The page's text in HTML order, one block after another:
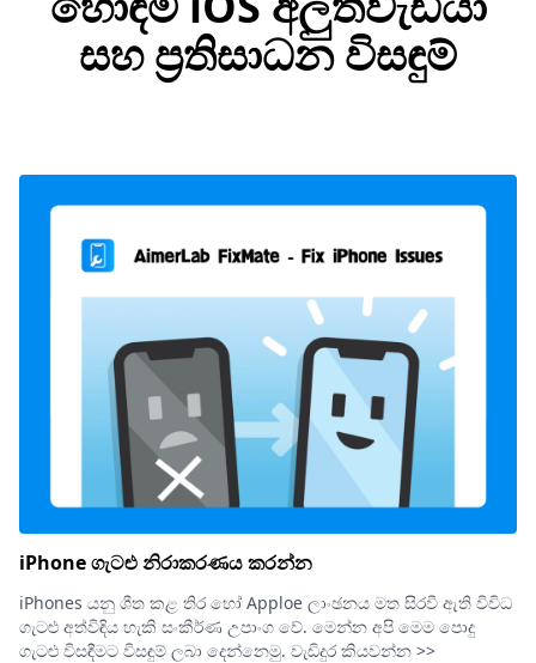
සහ ප්‍රතිසාධන විසඳුම්
iPhone ගැටළු නිරාකරණය කරන්න
iPhones යනු ශීත කළ තිර හෝ Apploe ලාංඡනය මත සිරවී ඇති විවිධ
ගැටළු අත්විඳිය හැකි සංකීර්ණ උපාංග වේ. මෙන්න අපි මෙම පොදු
ගැටළු විසඳීමට විසඳුම් ලබා දෙන්නෙමු. වැඩිදුර කියවන්න >>